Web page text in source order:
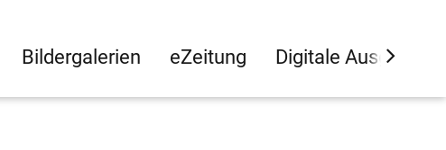
Bildergalerien eZeitung Digitale Ausgaben